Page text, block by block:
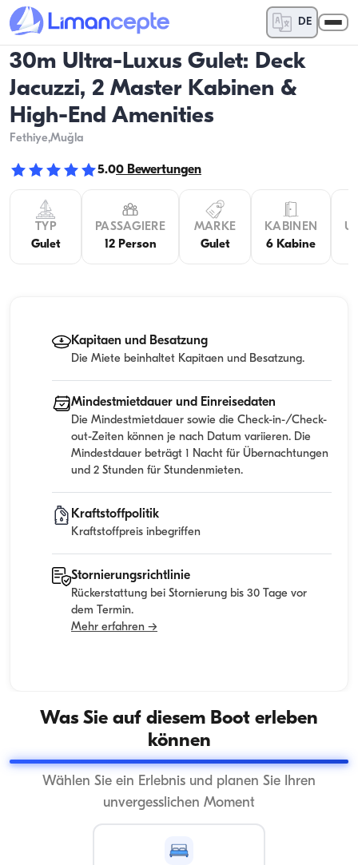
DE
30m Ultra-Luxus Gulet: Deck
Jacuzzi, 2 Master Kabinen &
High-End Amenities
Fethiye,Muğla
5.00 Bewertungen
TYP
Gulet
PASSAGIERE
12 Person
MARKE
Gulet
KABINEN
6 Kabine
Kapitaen und Besatzung
Die Miete beinhaltet Kapitaen und Besatzung.
Mindestmietdauer und Einreisedaten
Die Mindestmietdauer sowie die Check-in-/Check-
out-Zeiten können je nach Datum variieren. Die
Mindestdauer beträgt 1 Nacht für Übernachtungen
und 2 Stunden für Stundenmieten.
Kraftstoffpolitik
Kraftstoffpreis inbegriffen
Stornierungsrichtlinie
Rückerstattung bei Stornierung bis 30 Tage vor
dem Termin.
Mehr erfahren →
Was Sie auf diesem Boot erleben
können
Wählen Sie ein Erlebnis und planen Sie Ihren
unvergesslichen Moment